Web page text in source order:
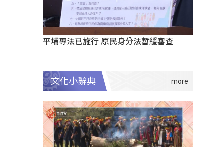
平埔專法已施行 原民身分法暫緩審查
文化小辭典